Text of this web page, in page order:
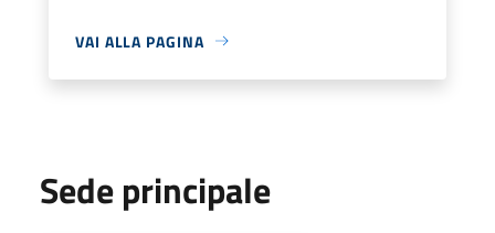
VAI ALLA PAGINA
Sede principale